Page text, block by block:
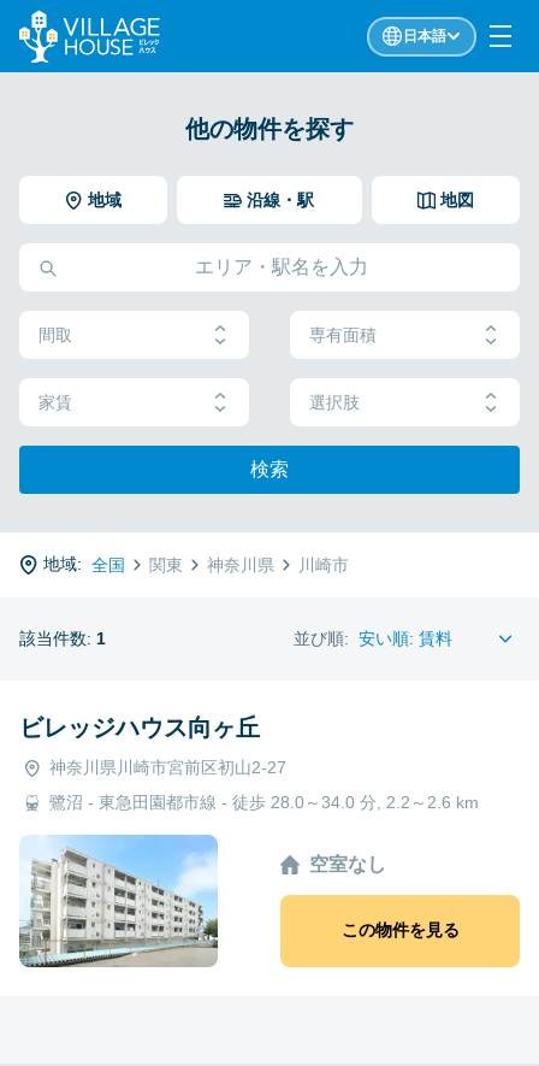
日本語
他の物件を探す
地域 地図
沿線・駅
間取 専有面積
家賃 選択肢
検索
地域: 全国 関東 神奈川県 川崎市
該当件数: 1 並び順:
ビレッジハウス向ヶ丘
神奈川県川崎市宮前区初山2-27
鷺沼 - 東急田園都市線 - 徒歩 28.0～34.0 分, 2.2～2.6 km
空室なし
この物件を見る